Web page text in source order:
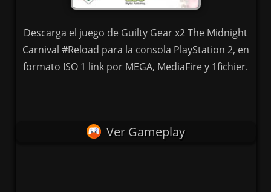
Descarga el juego de Guilty Gear x2 The Midnight
Carnival #Reload para la consola PlayStation 2, en
formato ISO 1 link por MEGA, MediaFire y 1fichier.
Ver Gameplay